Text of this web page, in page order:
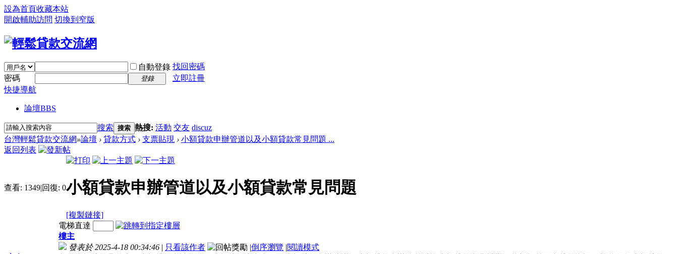
設為首頁收藏本站
開啟輔助訪問 切換到窄版
自動登錄 找回密碼
密碼
登錄
立即註冊
快捷導航
論壇BBS
搜索 搜索 熱搜: 活動 交友 discuz
台灣輕鬆貸款交流網»論壇 › 貸款方式 › 支票貼現 › 小額貸款申辦管道以及小額貸款常見問題 ...
返回列表
查看: 1349|回復: 0小額貸款申辦管道以及小額貸款常見問題
[複製鏈接]
電梯直達
樓主
發表於 2025-4-18 00:34:46 | 只看該作者 |倒序瀏覽 |閱讀模式